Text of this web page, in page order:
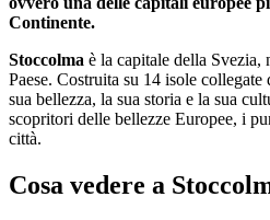
Continente.
Stoccolma è la capitale della Svezia,
Paese. Costruita su 14 isole
sua bellezza, la sua storia e la sua
scopritori delle bellezze Europee, i
città.
Cosa vedere a